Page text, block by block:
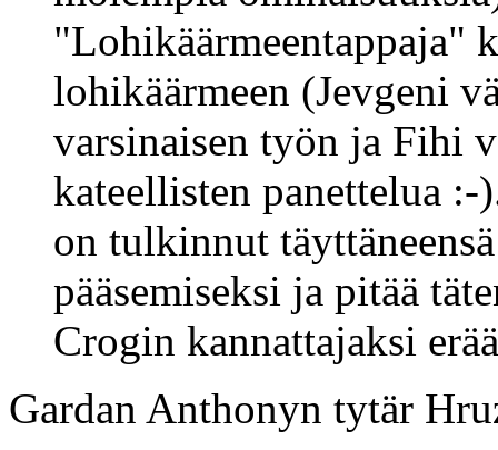
"Lohikäärmeentappaja"
lohikäärmeen (Jevgeni
varsinaisen työn ja Fihi
kateellisten panettelua :-
on tulkinnut
pääsemiseksi ja pitää
Crogin kannattajaksi
Gardan Anthonyn tytär